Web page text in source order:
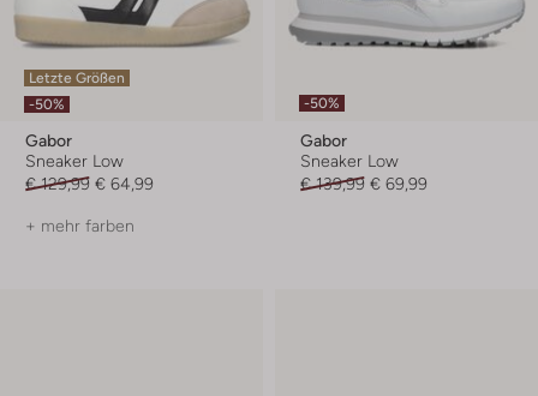
Letzte Größen
-50%
Gabor
Sneaker Low
€ 129,99 € 64,99
+ mehr farben
-50%
Gabor
Sneaker Low
€ 139,99 € 69,99